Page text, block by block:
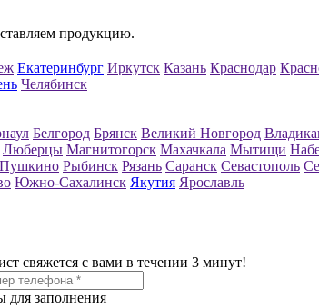
продукцию.
Екатеринбург Иркутск Казань Краснодар
Челябинск
Белгород Брянск Великий Новгород
Люберцы Магнитогорск Махачкала Мытищи
Пушкино Рыбинск Рязань Саранск Севастополь
Южно-Сахалинск Якутия Ярославль
свяжется с вами в течении 3 минут!
для заполнения